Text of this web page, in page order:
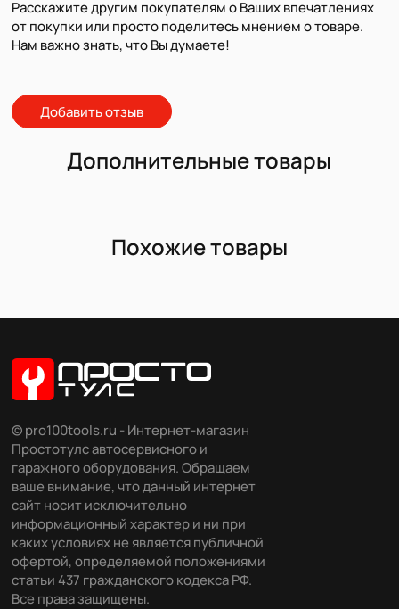
Расскажите другим покупателям о Ваших впечатлениях
от покупки или просто поделитесь мнением о товаре.
Нам важно знать, что Вы думаете!
Добавить отзыв
Дополнительные товары
Похожие товары
© pro100tools.ru - Интернет-магазин
Простотулс автосервисного и
гаражного оборудования. Обращаем
ваше внимание, что данный интернет
сайт носит исключительно
информационный характер и ни при
каких условиях не является публичной
офертой, определяемой положениями
статьи 437 гражданского кодекса РФ.
Все права защищены.